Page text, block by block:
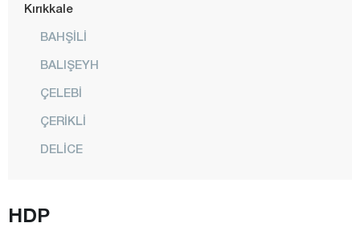
Kırıkkale
BAHŞİLİ
BALIŞEYH
ÇELEBİ
ÇERİKLİ
DELİCE
HDP